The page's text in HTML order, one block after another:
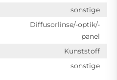
sonstige
Diffusorlinse/-optik/-
panel
Kunststoff
sonstige